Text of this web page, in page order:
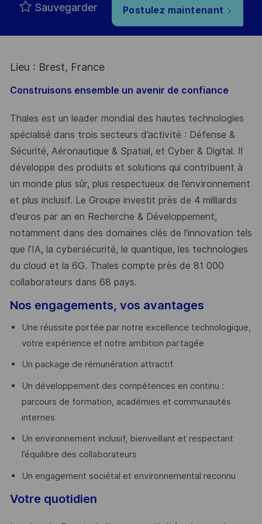
Sauvegarder Postulez maintenant
Lieu : Brest, France
Construisons ensemble un avenir de confiance
Thales est un leader mondial des hautes technologies
spécialisé dans trois secteurs d’activité : Défense &
Sécurité, Aéronautique & Spatial, et Cyber & Digital. Il
développe des produits et solutions qui contribuent à
un monde plus sûr, plus respectueux de l’environnement
et plus inclusif. Le Groupe investit près de 4 milliards
d’euros par an en Recherche & Développement,
notamment dans des domaines clés de l’innovation tels
que l’IA, la cybersécurité, le quantique, les technologies
du cloud et la 6G. Thales compte près de 81 000
collaborateurs dans 68 pays.
Nos engagements, vos avantages
Une réussite portée par notre excellence technologique,
votre expérience et notre ambition partagée
Un package de rémunération attractif
Un développement des compétences en continu :
parcours de formation, académies et communautés
internes
Un environnement inclusif, bienveillant et respectant
l’équilibre des collaborateurs
Un engagement sociétal et environnemental reconnu
Votre quotidien